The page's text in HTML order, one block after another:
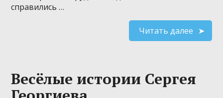
справились …
Читать далее
Весёлые истории Сергея